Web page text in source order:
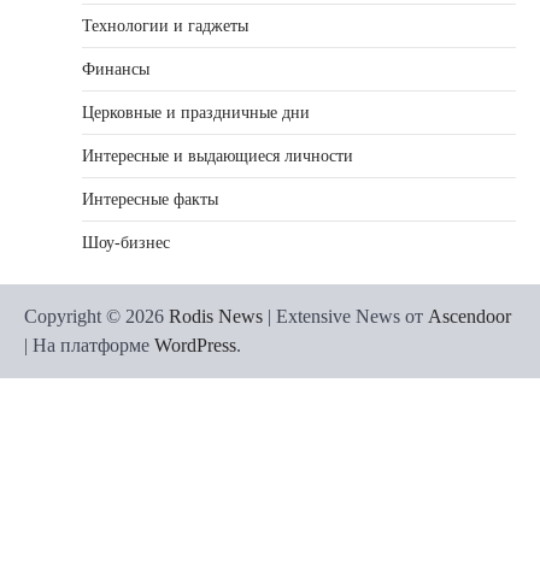
Технологии и гаджеты
Финансы
Церковные и праздничные дни
Интересные и выдающиеся личности
Интересные факты
Шоу-бизнес
Copyright © 2026 Rodis News | Extensive News от Ascendoor
| На платформе WordPress.